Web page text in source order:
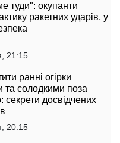
туди": окупанти
ракетних ударів, у
21:15
ранні огірки
та солодкими поза
секрети досвідчених
20:15